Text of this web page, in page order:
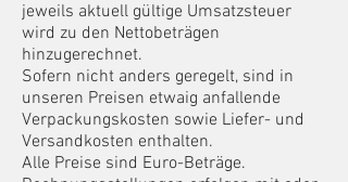
jeweils aktuell gültige Umsatzsteuer
wird zu den Nettobeträgen
hinzugerechnet.
Sofern nicht anders geregelt, sind in
unseren Preisen etwaig anfallende
Verpackungskosten sowie Liefer- und
Versandkosten enthalten.
Alle Preise sind Euro-Beträge.